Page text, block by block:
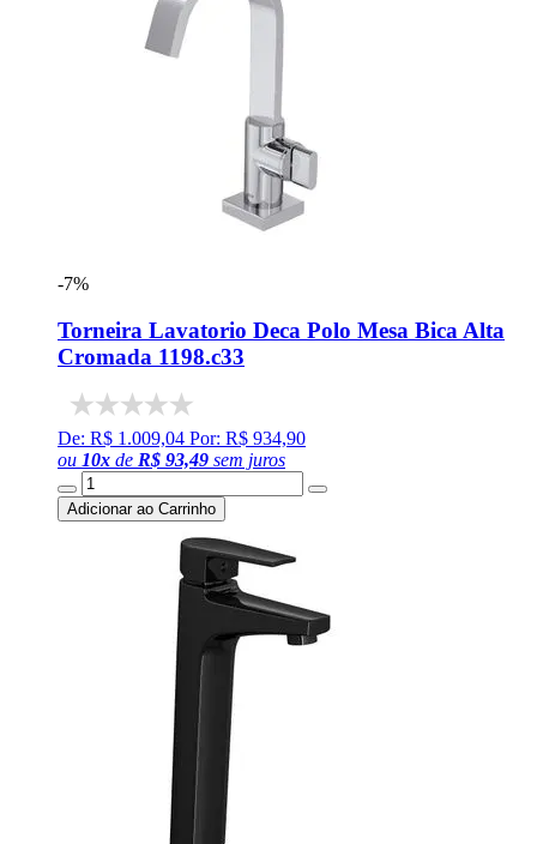
-7%
Torneira Lavatorio Deca Polo Mesa Bica Alta
Cromada 1198.c33
De: R$ 1.009,04 Por: R$ 934,90
ou 10x de R$ 93,49 sem juros
Adicionar ao Carrinho